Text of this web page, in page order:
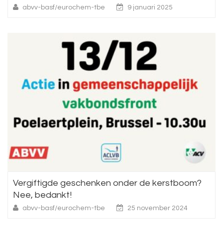
abvv-basf/eurochem-tbe 9 januari 2025
Vergiftigde geschenken onder de kerstboom?
Nee, bedankt!
abvv-basf/eurochem-tbe 25 november 2024